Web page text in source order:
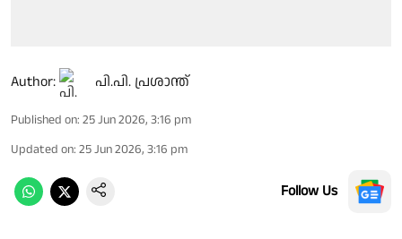
Author: പി.പി. പ്രശാന്ത്
Published on: 25 Jun 2026, 3:16 pm
Updated on: 25 Jun 2026, 3:16 pm
Follow Us